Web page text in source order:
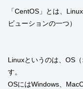
「CentOS」とは、
ビューションの一つ）
Linuxというのは、OS
す。
OSにはWindows、